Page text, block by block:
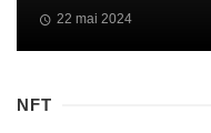
22 mai 2024
NFT